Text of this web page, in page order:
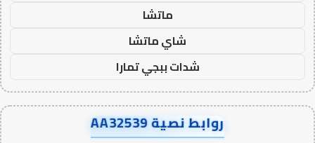
ماتشا
شاي ماتشا
شدات ببجي تمارا
روابط نصية AA32539